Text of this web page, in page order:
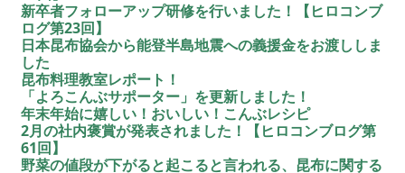
新卒者フォローアップ研修を行いました！【ヒロコンブ
ログ第23回】
日本昆布協会から能登半島地震への義援金をお渡ししま
した
昆布料理教室レポート！
「よろこんぶサポーター」を更新しました！
年末年始に嬉しい！おいしい！こんぶレシピ
2月の社内褒賞が発表されました！【ヒロコンブログ第
61回】
野菜の値段が下がると起こると言われる、昆布に関する